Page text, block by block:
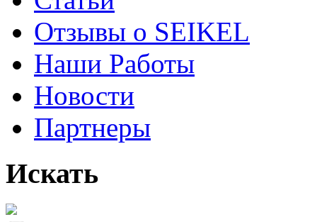
Отзывы о SEIKEL
Наши Работы
Новости
Партнеры
Искать